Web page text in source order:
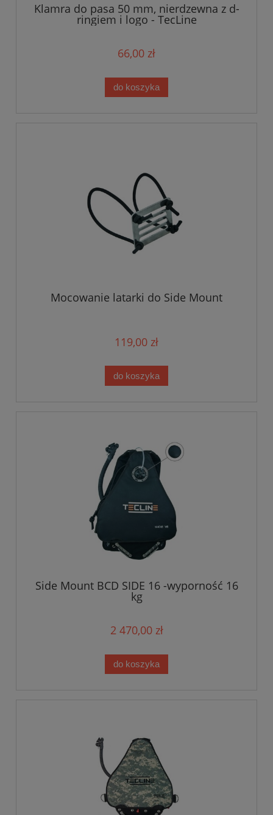
Klamra do pasa 50 mm, nierdzewna z d-
ringiem i logo - TecLine
66,00 zł
do koszyka
Mocowanie latarki do Side Mount
119,00 zł
do koszyka
Side Mount BCD SIDE 16 -wyporność 16
kg
2 470,00 zł
do koszyka